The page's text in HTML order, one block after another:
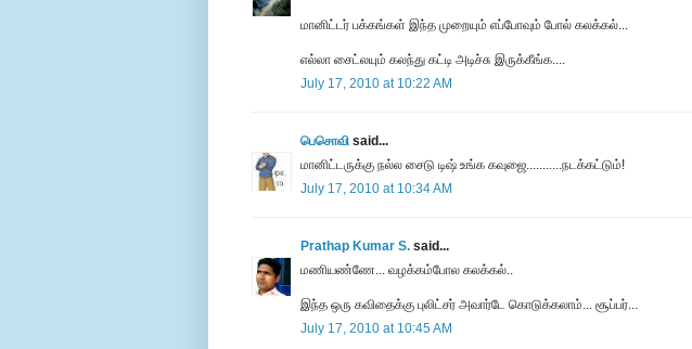
மானிட்டர் பக்கங்கள் இந்த முறையும் எப்போவும் போல் கலக்கல்...
எல்லா சைட்லயும் கலந்து கட்டி அடிச்சு இருக்கீங்க....
July 17, 2010 at 10:22 AM
பெசொவி said...
மானிட்டருக்கு நல்ல சைடு டிஷ் உங்க கவுஜை...........நடக்கட்டும்!
July 17, 2010 at 10:34 AM
Prathap Kumar S. said...
மணியண்ணே... வழக்கம்போல கலக்கல்..
இந்த ஒரு கவிதைக்கு புலிட்சர் அவார்டே கொடுக்கலாம்... சூப்பர்...
July 17, 2010 at 10:45 AM